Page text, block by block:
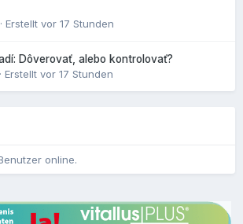
· Erstellt vor 17 Stunden
Dôverovať, alebo kontrolovať?
· Erstellt vor 17 Stunden
online.